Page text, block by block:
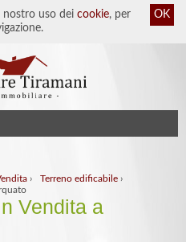
nostro uso dei cookie, per
OK
› Terreno edificabile ›
Vendita a